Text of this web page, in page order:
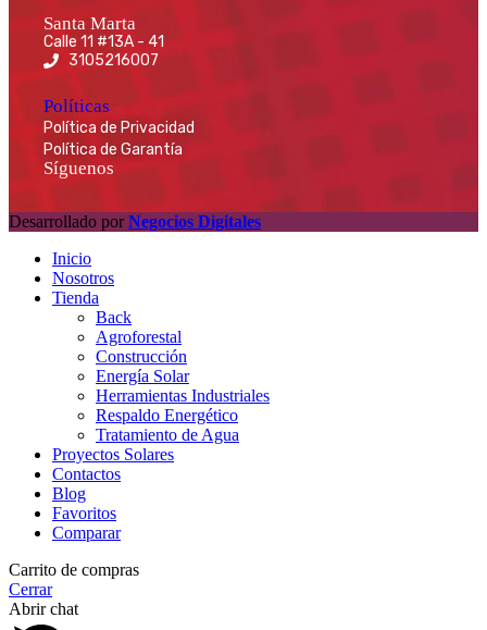
Santa Marta
Calle 11 #13A - 41
3105216007
Políticas
Política de Privacidad
Política de Garantía
Síguenos
Desarrollado por Negocios Digitales
Inicio
Nosotros
Tienda
Back
Agroforestal
Construcción
Energía Solar
Herramientas Industriales
Respaldo Energético
Tratamiento de Agua
Proyectos Solares
Contactos
Blog
Favoritos
Comparar
Carrito de compras
Cerrar
Abrir chat